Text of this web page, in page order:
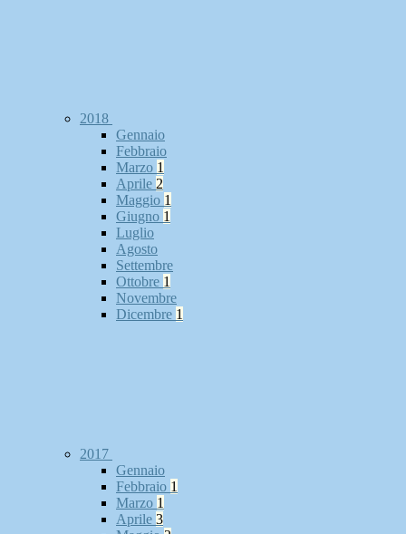
2018
Gennaio
Febbraio
Marzo 1
Aprile 2
Maggio 1
Giugno 1
Luglio
Agosto
Settembre
Ottobre 1
Novembre
Dicembre 1
2017
Gennaio
Febbraio 1
Marzo 1
Aprile 3